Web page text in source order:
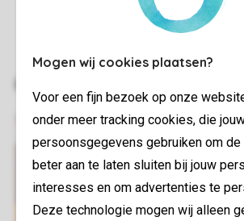
Mogen wij cookies plaatsen?
Voor een fijn bezoek op onze
onder meer tracking cookies, die
persoonsgegevens gebruiken om
beter aan te laten sluiten bij jouw
interesses en om advertenties te
Deze technologie mogen wij alleen